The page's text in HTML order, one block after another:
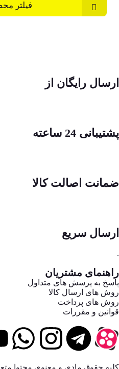
فیلتر
ارسال رایگان از
پشتیبانی 24 ساعته
ضمانت اصالت کالا
ارسال سریع
.
راهنمای مشتریان
پاسخ به پرسش های متداول
روش های ارسال کالا
روش های پرداخت
قوانین و مقررات